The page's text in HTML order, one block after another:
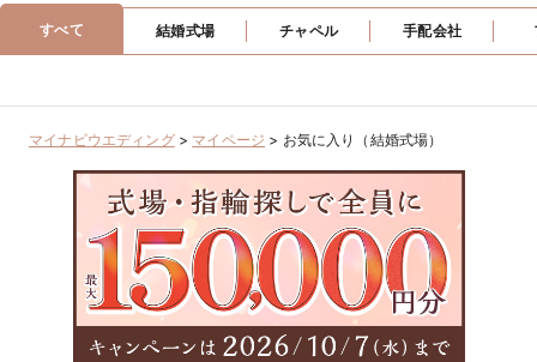
すべて 結婚式場 チャペル 手配会社
マイナビウエディング> マイページ > お気に入り（結婚式場）